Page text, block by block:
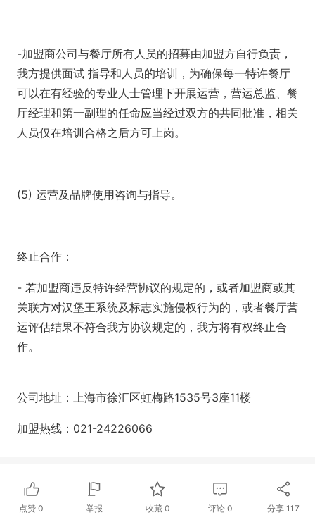
-加盟商公司与餐厅所有人员的招募由加盟方自行负责，
我方提供面试 指导和人员的培训，为确保每一特许餐厅
可以在有经验的专业人士管理下开展运营，营运总监、餐
厅经理和第一副理的任命应当经过双方的共同批准，相关
人员仅在培训合格之后方可上岗。
(5) 运营及品牌使用咨询与指导。
终止合作：
- 若加盟商违反特许经营协议的规定的，或者加盟商或其
关联方对汉堡王系统及标志实施侵权行为的，或者餐厅营
运评估结果不符合我方协议规定的，我方将有权终止合
作。
公司地址：上海市徐汇区虹梅路1535号3座11楼
加盟热线：021-24226066
点赞0 举报 收藏 0 评论0 分享117